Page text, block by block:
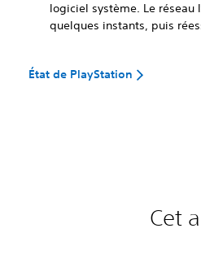
logiciel système. Le
quelques instants, puis
État de PlayStation
Cet